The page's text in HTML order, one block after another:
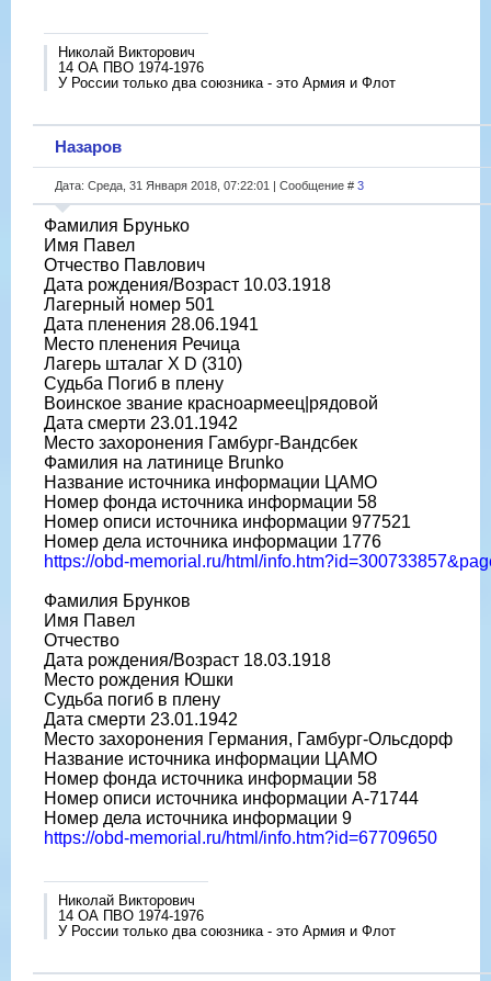
Николай Викторович
14 ОА ПВО 1974-1976
У России только два союзника - это Армия и Флот
Назаров
Дата: Среда, 31 Января 2018, 07:22:01 | Сообщение # 3
Фамилия Брунько
Имя Павел
Отчество Павлович
Дата рождения/Возраст 10.03.1918
Лагерный номер 501
Дата пленения 28.06.1941
Место пленения Речица
Лагерь шталаг X D (310)
Судьба Погиб в плену
Воинское звание красноармеец|рядовой
Дата смерти 23.01.1942
Место захоронения Гамбург-Вандсбек
Фамилия на латинице Brunko
Название источника информации ЦАМО
Номер фонда источника информации 58
Номер описи источника информации 977521
Номер дела источника информации 1776
https://obd-memorial.ru/html/
Фамилия Брунков
Имя Павел
Отчество
Дата рождения/Возраст 18.03.1918
Место рождения Юшки
Судьба погиб в плену
Дата смерти 23.01.1942
Место захоронения Германия, Гамбург-Ольсдорф
Название источника информации ЦАМО
Номер фонда источника информации 58
Номер описи источника информации A-71744
Номер дела источника информации 9
https://obd-memorial.ru/html/info.htm?id=67709650
Николай Викторович
14 ОА ПВО 1974-1976
У России только два союзника - это Армия и Флот